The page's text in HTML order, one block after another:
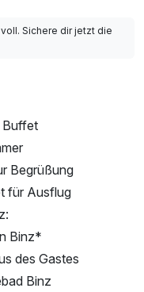
Sichere dir jetzt die
Buffet
Begrüßung
für Ausflug
Binz*
des Gastes
Binz